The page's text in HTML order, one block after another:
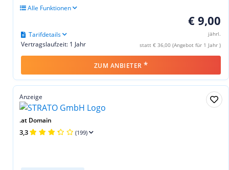
Alle Funktionen
€ 9,00
jährl.
statt € 36,00 (Angebot für 1 Jahr )
Vertragslaufzeit: 1 Jahr
Tarifdetails
ZUM ANBIETER *
Anzeige
.at Domain
3,3 (199)